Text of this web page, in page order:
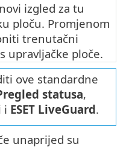
izgled za tu
ploču. Promjenom
trenutačni
upravljačke ploče.
ove standardne
statusa,
i ESET LiveGuard.
unaprijed su